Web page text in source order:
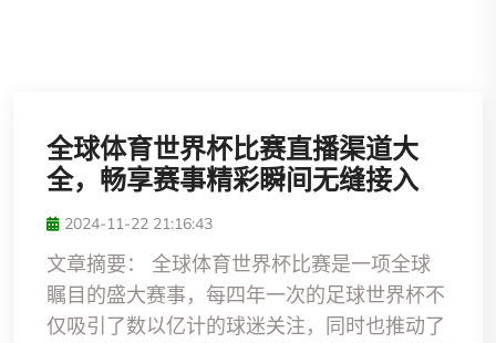
全球体育世界杯比赛直播渠道大
全，畅享赛事精彩瞬间无缝接入
2024-11-22 21:16:43
文章摘要： 全球体育世界杯比赛是一项全球
瞩目的盛大赛事，每四年一次的足球世界杯不
仅吸引了数以亿计的球迷关注，同时也推动了